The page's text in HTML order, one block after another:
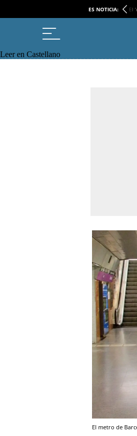
ES NOTICIA: El
Leer en Castellano
El metro de